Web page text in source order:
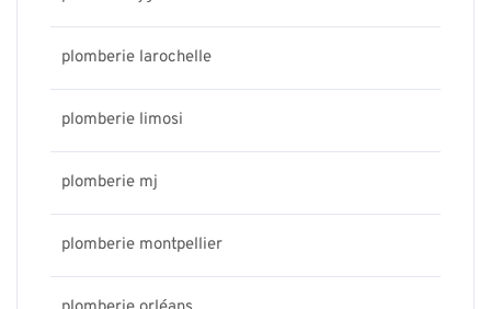
plomberie larochelle
plomberie limosi
plomberie mj
plomberie montpellier